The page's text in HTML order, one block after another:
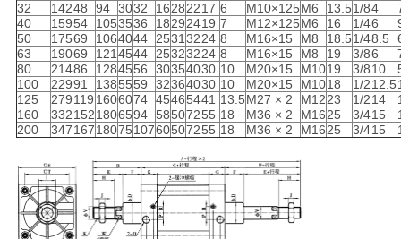
32 14248 94 3032 16282217 6 M10×125M6 13.51/84
40
15954 1053536 18292419 7 M12×125M6 16 1/46
50
17569 1064044 2531 3224 8 M16×15 M8 18.51/48.5
63
19069 121 4544 25323224 8 M16×15 M8 19 3/86
80
21486 1284556 30354030 10 M20×15 M1019 3/810
100
22991 1385559 32364030 10 M20×15 M1018 1/212.5
125
279119 1606074 45465441 13.5M27 × 2 M1223 1/214
160
3321521806594 58507255 18 M36 × 2 M1625 3/415
200
3471671807510760507255 18 M36 × 2 M1625 3/415